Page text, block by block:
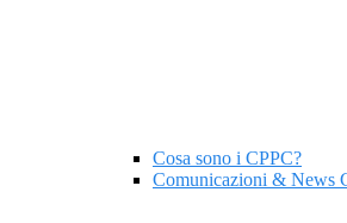
Cosa sono i CPPC?
Comunicazioni & News